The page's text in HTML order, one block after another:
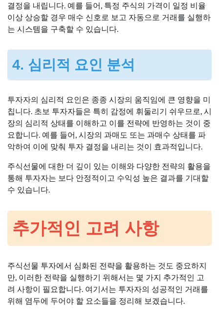
결정을 내립니다. 예를 들어, 특정 주식의 가격이 일정 비율
이상 상승할 경우 매수 신호로 보고 자동으로 거래를 실행하
는 시스템을 구축할 수 있습니다.
4. 심리적 요인 분석
투자자의 심리적 요인은 종종 시장의 움직임에 큰 영향을 미
칩니다. 초보 투자자들은 특히 감정에 휘둘리기 쉬우므로, 시
장의 심리적 상태를 이해하고 이를 전략에 반영하는 것이 중
요합니다. 예를 들어, 시장의 과매도 또는 과매수 상태를 파
악하여 이에 맞춰 투자 결정을 내리는 것이 효과적입니다.
주식선물에 대한 더 깊이 있는 이해와 다양한 전략의 활용을
통해 투자자는 보다 안정적이고 수익성 높은 결과를 기대할
수 있습니다.
추가적인 고려 사항
주식선물 투자에서 심화된 전략을 활용하는 것도 중요하지
만, 이러한 전략을 실행하기 위해서는 몇 가지 추가적인 고
려 사항이 필요합니다. 여기서는 투자자의 성공적인 거래를
위해 염두에 두어야 할 요소들을 정리해 보겠습니다.